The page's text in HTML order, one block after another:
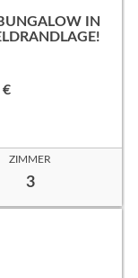
IN
€
ZIMMER
3